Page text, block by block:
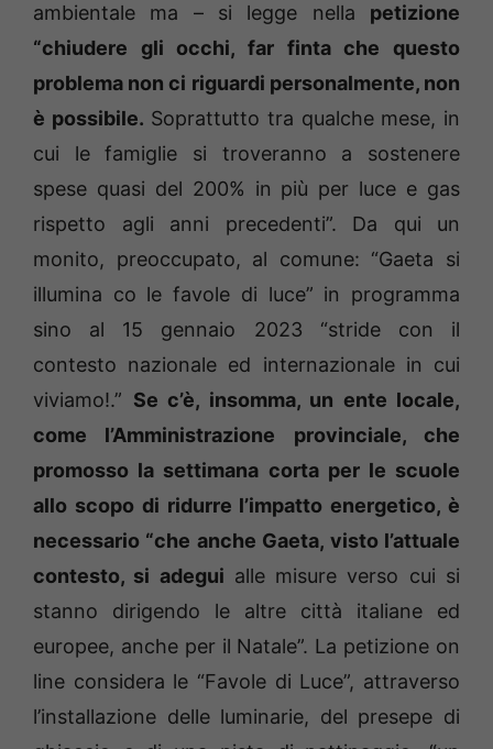
ambientale ma – si legge nella petizione
“chiudere gli occhi, far finta che questo
problema non ci riguardi personalmente, non
è possibile. Soprattutto tra qualche mese, in
cui le famiglie si troveranno a sostenere
spese quasi del 200% in più per luce e gas
rispetto agli anni precedenti”. Da qui un
monito, preoccupato, al comune: “Gaeta si
illumina co le favole di luce” in programma
sino al 15 gennaio 2023 “stride con il
contesto nazionale ed internazionale in cui
viviamo!.” Se c’è, insomma, un ente locale,
come l’Amministrazione provinciale, che
promosso la settimana corta per le scuole
allo scopo di ridurre l’impatto energetico, è
necessario “che anche Gaeta, visto l’attuale
contesto, si adegui alle misure verso cui si
stanno dirigendo le altre città italiane ed
europee, anche per il Natale”. La petizione on
line considera le “Favole di Luce”, attraverso
l’installazione delle luminarie, del presepe di